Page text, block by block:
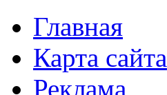
Главная
Карта сайта
Реклама